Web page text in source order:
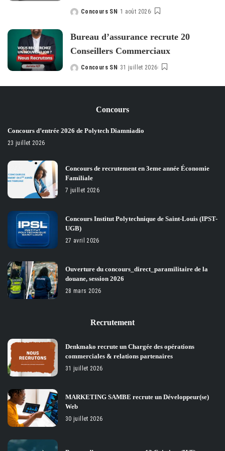
Posted
Concours SN 1 août 2026
Bureau d’assurance recrute 20
Conseillers Commerciaux
Posted
Concours SN 31 juillet 2026
Concours
Concours d’entrée 2026 de Polytech Diamniadio
23 juillet 2026
Concours de recrutement en 3eme année Économie
Familiale
7 juillet 2026
Concours Institut Polytechnique de Saint-Louis (IPST-
UGB)
27 avril 2026
Ouverture du concours_direct_paramilitaire de la
douane, session 2026
28 mars 2026
Recrutement
Denkmako recrute un Chargée des opérations
commerciales & relations partenaires
31 juillet 2026
MARKETING SAMBE recrute un Développeur(se)
Web
30 juillet 2026